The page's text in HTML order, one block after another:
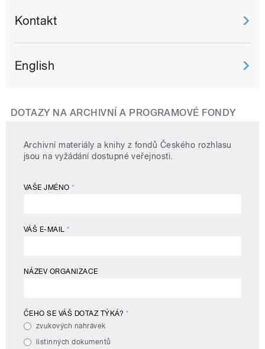
Kontakt
English
DOTAZY NA ARCHIVNÍ A PROGRAMOVÉ FONDY
Archivní materiály a knihy z fondů Českého rozhlasu
jsou na vyžádání dostupné veřejnosti.
VAŠE JMÉNO*
VÁŠ E-MAIL*
NÁZEV ORGANIZACE
ČEHO SE VÁŠ DOTAZ TÝKÁ? *
zvukových nahrávek
listinných dokumentů